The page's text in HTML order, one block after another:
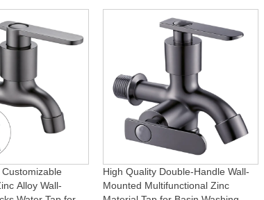
Alloy Wall-
High Quality Double-Handle Wall-
Mounted Multifunctional Zinc